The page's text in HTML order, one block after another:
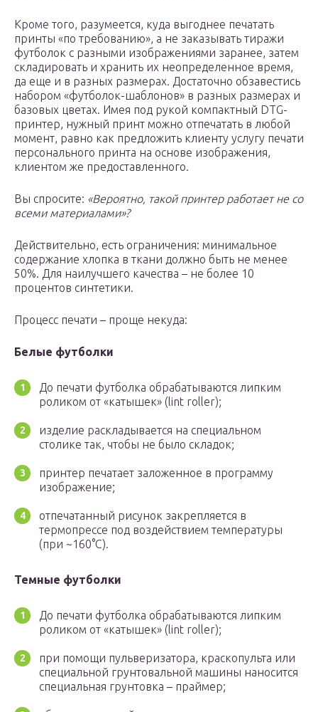
Кроме того, разумеется, куда выгоднее печатать
принты «по требованию», а не заказывать тиражи
футболок с разными изображениями заранее, затем
складировать и хранить их неопределенное время,
да еще и в разных размерах. Достаточно обзавестись
набором «футболок-шаблонов» в разных размерах и
базовых цветах. Имея под рукой компактный DTG-
принтер, нужный принт можно отпечатать в любой
момент, равно как предложить клиенту услугу печати
персонального принта на основе изображения,
клиентом же предоставленного.
Вы спросите: «Вероятно, такой принтер работает не со
всеми материалами»?
Действительно, есть ограничения: минимальное
содержание хлопка в ткани должно быть не менее
50%. Для наилучшего качества – не более 10
процентов синтетики.
Процесс печати – проще некуда:
Белые футболки
До печати футболка обрабатываются липким
роликом от «катышек» (lint roller);
изделие раскладывается на специальном
столике так, чтобы не было складок;
принтер печатает заложенное в программу
изображение;
отпечатанный рисунок закрепляется в
термопрессе под воздействием температуры
(при ~160°C).
Темные футболки
До печати футболка обрабатываются липким
роликом от «катышек» (lint roller);
при помощи пульверизатора, краскопульта или
специальной грунтовальной машины наносится
специальная грунтовка – праймер;